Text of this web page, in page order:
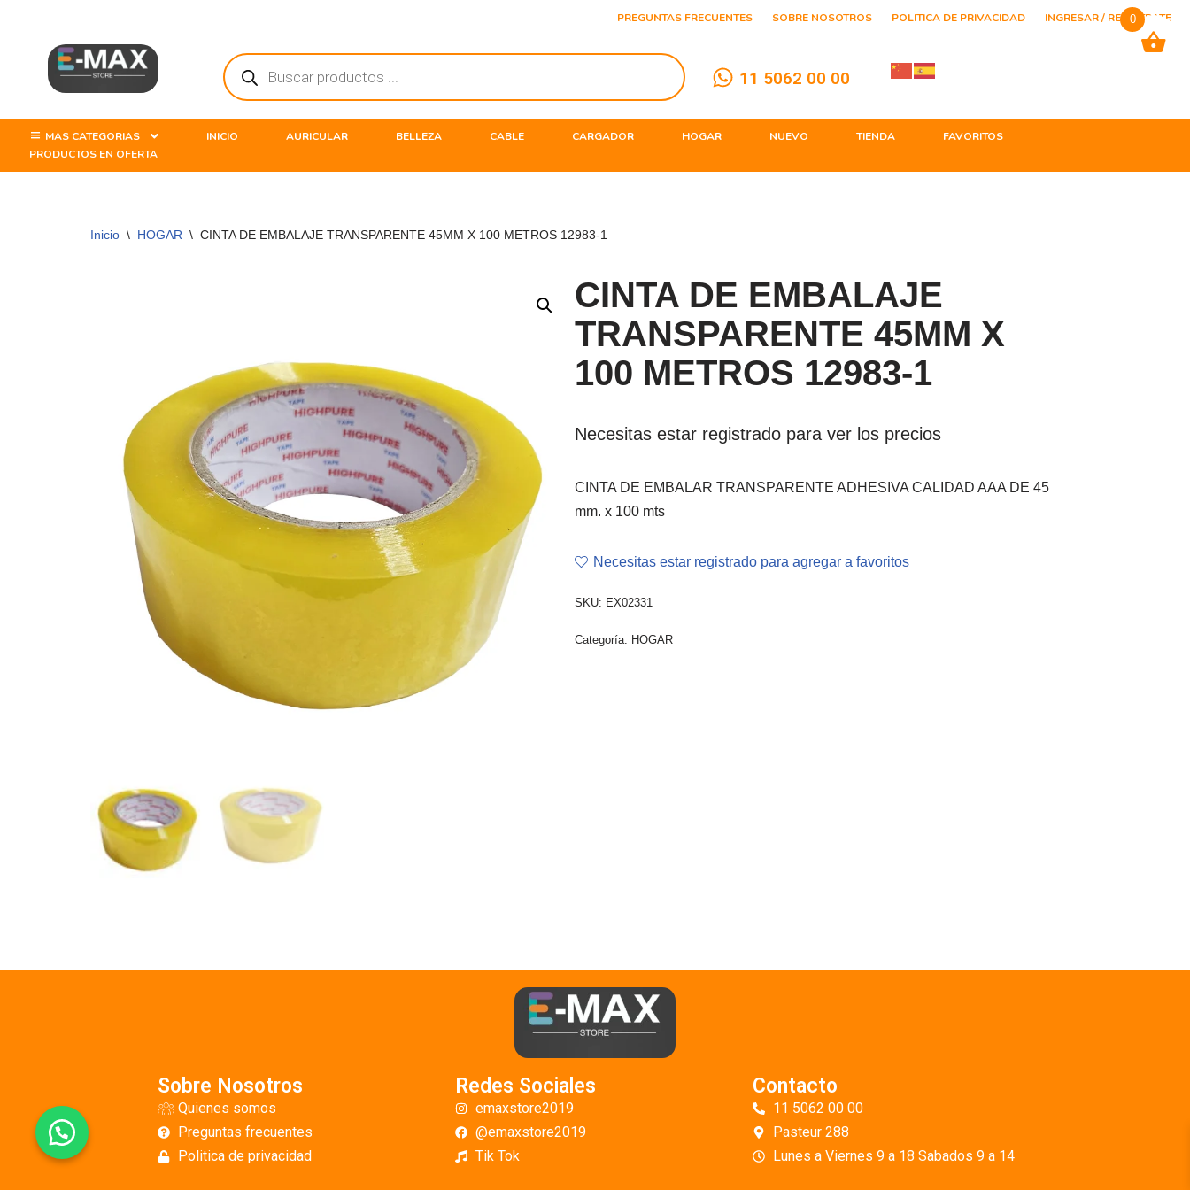
contenido
PREGUNTAS FRECUENTES SOBRE NOSOTROS POLITICA DE PRIVACIDAD INGRESAR / REGISTRATE
11 5062 00 00
MAS CATEGORIAS INICIO AURICULAR BELLEZA CABLE CARGADOR HOGAR NUEVO TIENDA
FAVORITOS
PRODUCTOS EN OFERTA
Inicio \ HOGAR \ CINTA DE EMBALAJE TRANSPARENTE 45MM X 100 METROS 12983-1
CINTA DE EMBALAJE
TRANSPARENTE 45MM X
100 METROS 12983-1
Necesitas estar registrado para ver los precios
CINTA DE EMBALAR TRANSPARENTE ADHESIVA CALIDAD AAA DE 45
mm. x 100 mts
Necesitas estar registrado para agregar a favoritos
SKU: EX02331
Categoría: HOGAR
Sobre Nosotros
Quienes somos
Preguntas frecuentes
Politica de privacidad
Redes Sociales
emaxstore2019
@emaxstore2019
Tik Tok
Contacto
11 5062 00 00
Pasteur 288
Lunes a Viernes 9 a 18 Sabados 9 a 14
0